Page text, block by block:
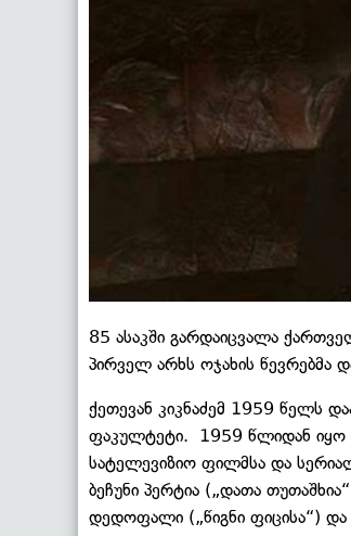
85 ასაკში გარდაიცვალა
პირველ არხს ოჯახის წევრებმა
ქეთევან კიკნაძემ 1959 წელს
ფაკულტეტი. 1959 წლიდან იყო
სატელევიზიო ფილმსა და
ბეჩუნი პერტია („დათა
დედოფალი („წიგნი ფიცისა“)